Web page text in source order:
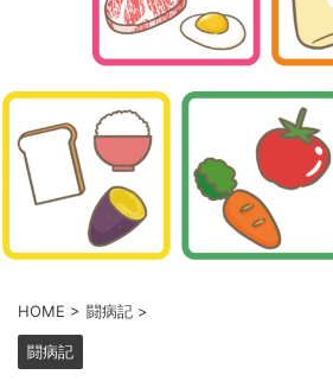
HOME > 闘病記 >
闘病記